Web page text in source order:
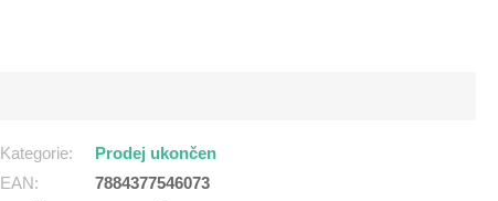
Kategorie:
Prodej ukončen
EAN:
7884377546073